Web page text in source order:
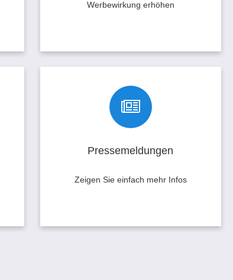
Werbewirkung erhöhen
Pressemeldungen
Zeigen Sie einfach mehr Infos
Pressemeldungen
Veröffentlichen Sie Ihre
SoftGuide und erhöhen Sie die
Aufmerksamkeit für Ihre Produkte.